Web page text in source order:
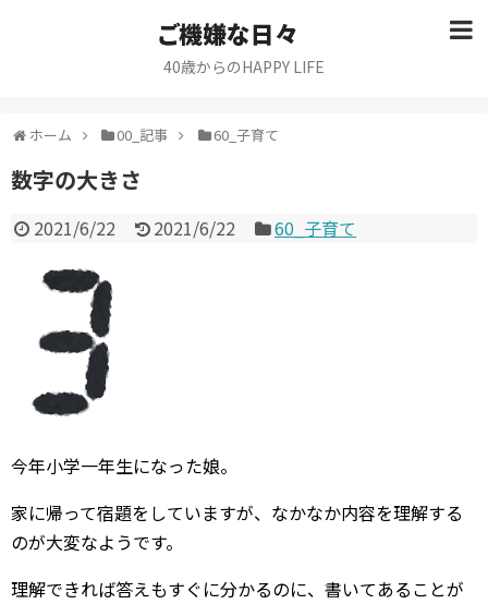
ご機嫌な日々
40歳からのHAPPY LIFE
ホーム 00_記事 60_子育て
数字の大きさ
2021/6/22 2021/6/22 60_子育て
今年小学一年生になった娘。
家に帰って宿題をしていますが、なかなか内容を理解する
のが大変なようです。
理解できれば答えもすぐに分かるのに、書いてあることが